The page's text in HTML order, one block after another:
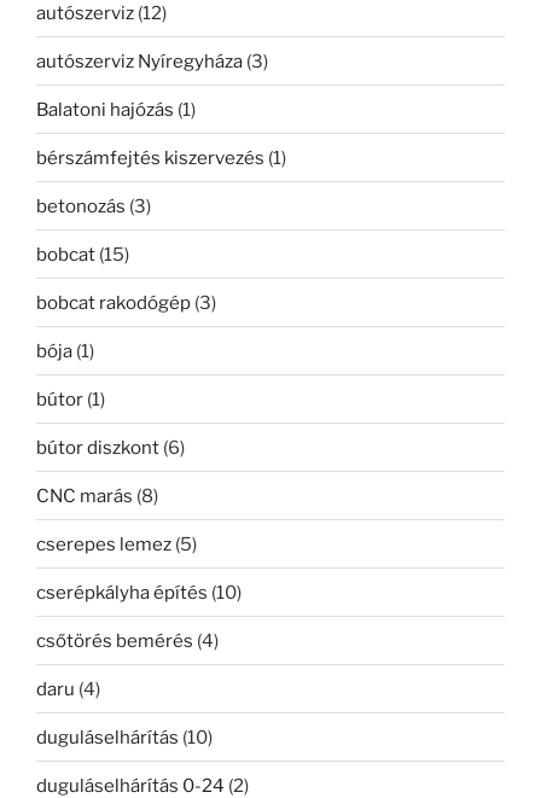
autószerviz (12)
autószerviz Nyíregyháza (3)
Balatoni hajózás (1)
bérszámfejtés kiszervezés (1)
betonozás (3)
bobcat (15)
bobcat rakodógép (3)
bója (1)
bútor (1)
bútor diszkont (6)
CNC marás (8)
cserepes lemez (5)
cserépkályha építés (10)
csőtörés bemérés (4)
daru (4)
duguláselhárítás (10)
duguláselhárítás 0-24 (2)